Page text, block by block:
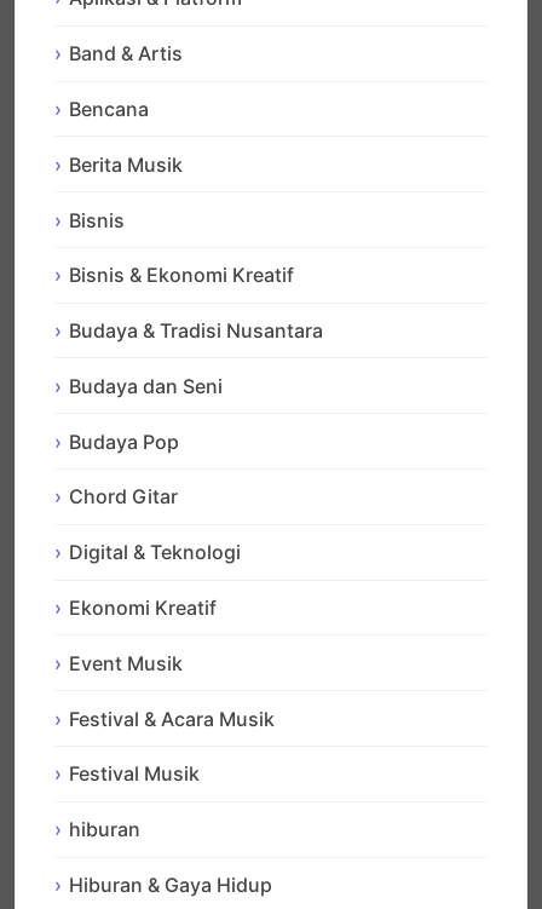
Band & Artis
Bencana
Berita Musik
Bisnis
Bisnis & Ekonomi Kreatif
Budaya & Tradisi Nusantara
Budaya dan Seni
Budaya Pop
Chord Gitar
Digital & Teknologi
Ekonomi Kreatif
Event Musik
Festival & Acara Musik
Festival Musik
hiburan
Hiburan & Gaya Hidup